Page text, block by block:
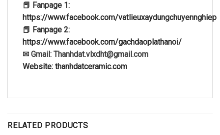
📕 Fanpage 1:
https://www.facebook.com/vatlieuxaydungchuyennghiep
📕 Fanpage 2:
https://www.facebook.com/gachdaoplathanoi/
✉ Gmail: Thanhdat.vlxdht@gmail.com
Website: thanhdatceramic.com
RELATED PRODUCTS